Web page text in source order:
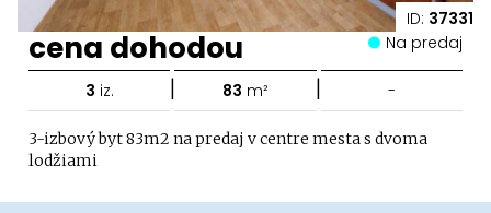
ID: 37331
cena dohodou Na predaj
3 iz. | 83 m² | -
3-izbový byt 83m2 na predaj v centre mesta s dvoma
lodžiami